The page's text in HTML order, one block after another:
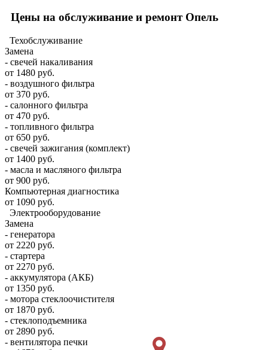
Цены на обслуживание и ремонт Опель
Техобслуживание
Замена
- свечей накаливания
от 1480 руб.
- воздушного фильтра
от 370 руб.
- салонного фильтра
от 470 руб.
- топливного фильтра
от 650 руб.
- свечей зажигания (комплект)
от 1400 руб.
- масла и масляного фильтра
от 900 руб.
Компьютерная диагностика
от 1090 руб.
Электрооборудование
Замена
- генератора
от 2220 руб.
- стартера
от 2270 руб.
- аккумулятора (АКБ)
от 1350 руб.
- мотора стеклоочистителя
от 1870 руб.
- стеклоподъемника
от 2890 руб.
- вентилятора печки